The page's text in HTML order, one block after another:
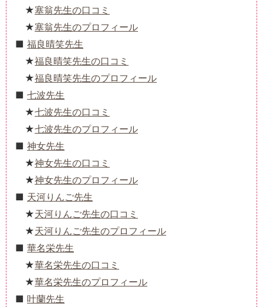
塞翁先生の口コミ
塞翁先生のプロフィール
福良晴笑先生
福良晴笑先生の口コミ
福良晴笑先生のプロフィール
七波先生
七波先生の口コミ
七波先生のプロフィール
神女先生
神女先生の口コミ
神女先生のプロフィール
天河りんご先生
天河りんご先生の口コミ
天河りんご先生のプロフィール
華名栄先生
華名栄先生の口コミ
華名栄先生のプロフィール
叶蘭先生